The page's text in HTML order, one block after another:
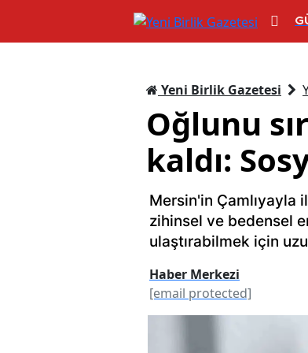
Yeni Birlik Gazetesi
Oğlunu
kaldı:
Mersin'in Çamlıyayla
zihinsel ve bedensel
ulaştırabilmek için
Haber Merkezi
[email protected]